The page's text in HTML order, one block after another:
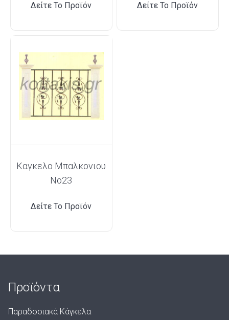
Δείτε Το Προϊόν Δείτε Το Προϊόν
Καγκελο Μπαλκονιου
Νο23
Δείτε Το Προϊόν
Προϊόντα
Παραδοσιακά Κάγκελα